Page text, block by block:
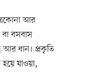
আর
বা বসবাস
আর ধান। প্রকৃতি
যাওয়া,